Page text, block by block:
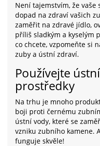
Není tajemstvím, že
dopad na zdraví vašich
zaměřit na zdravé jídlo,
příliš sladkým a kyselým
co chcete, vzpomeňte si
zuby a ústní zdraví.
Používejte
prostředky
Na trhu je mnoho
boji proti černému
ústní vody, které se
vzniku zubního kamene.
funguje skvěle!